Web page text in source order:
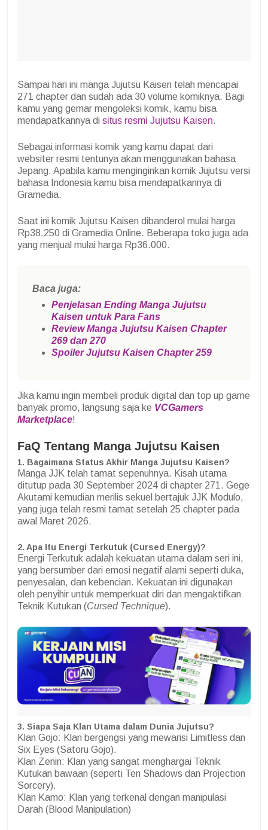
Sampai hari ini manga Jujutsu Kaisen telah mencapai
271 chapter dan sudah ada 30 volume komiknya. Bagi
kamu yang gemar mengoleksi komik, kamu bisa
mendapatkannya di situs resmi Jujutsu Kaisen.
Sebagai informasi komik yang kamu dapat dari
websiter resmi tentunya akan menggunakan bahasa
Jepang. Apabila kamu menginginkan komik Jujutsu versi
bahasa Indonesia kamu bisa mendapatkannya di
Gramedia.
Saat ini komik Jujutsu Kaisen dibanderol mulai harga
Rp38.250 di Gramedia Online. Beberapa toko juga ada
yang menjual mulai harga Rp36.000.
Baca juga:
Penjelasan Ending Manga Jujutsu
Kaisen untuk Para Fans
Review Manga Jujutsu Kaisen Chapter
269 dan 270
Spoiler Jujutsu Kaisen Chapter 259
Jika kamu ingin membeli produk digital dan top up game
banyak promo, langsung saja ke VCGamers
Marketplace!
FaQ Tentang Manga Jujutsu Kaisen
1. Bagaimana Status Akhir Manga Jujutsu Kaisen?
Manga JJK telah tamat sepenuhnya. Kisah utama
ditutup pada 30 September 2024 di chapter 271. Gege
Akutami kemudian merilis sekuel bertajuk JJK Modulo,
yang juga telah resmi tamat setelah 25 chapter pada
awal Maret 2026.
2. Apa Itu Energi Terkutuk (Cursed Energy)?
Energi Terkutuk adalah kekuatan utama dalam seri ini,
yang bersumber dari emosi negatif alami seperti duka,
penyesalan, dan kebencian. Kekuatan ini digunakan
oleh penyihir untuk memperkuat diri dan mengaktifkan
Teknik Kutukan (Cursed Technique).
3. Siapa Saja Klan Utama dalam Dunia Jujutsu?
Klan Gojo: Klan bergengsi yang mewarisi Limitless dan
Six Eyes (Satoru Gojo).
Klan Zenin: Klan yang sangat menghargai Teknik
Kutukan bawaan (seperti Ten Shadows dan Projection
Sorcery).
Klan Kamo: Klan yang terkenal dengan manipulasi
Darah (Blood Manipulation)